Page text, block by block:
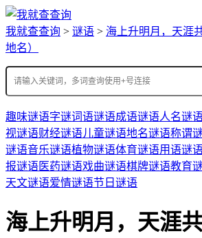
我就查查询 > 谜语 > 海上升明月，天涯
地名）
趣味谜语字谜词语谜语成语谜语人名谜
视谜语财经谜语儿童谜语地名谜语称谓
谜语音乐谜语植物谜语体育谜语用语谜
报谜语医药谜语戏曲谜语棋牌谜语教育
天文谜语爱情谜语节日谜语
海上升明月，天涯共